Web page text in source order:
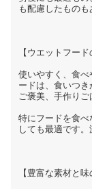
も配慮したものも
【ウエットフード
使いやすく、食
ードは、食いつき
ご褒美、手作りご
特にフードを食べ
しても最適です。
【豊富な素材と